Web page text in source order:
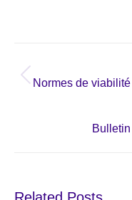
navigation
Normes de
Related Posts